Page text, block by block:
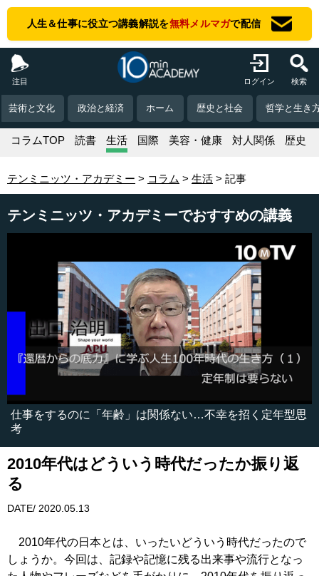
人生＆仕事に役立つ講義解説を無料メルマガで配信
注目 ログイン 検索
芸術と文化 政治と経済 ホーム 歴史と社会 哲学と生き
コラムTOP 読書 生活 国際 美容・健康 対人関係 歴史
テンミニッツ・アカデミー コラム 生活 記事
テンミニッツ・アカデミーでおすすめの講義
仕事をするのに「年齢」は関係ない…不幸を招く定年型思
考
2010年代はどういう時代だったか振り返
る
DATE/ 2020.05.13
2010年代の日本とは、いったいどういう時代だったので
しょうか。今回は、記録や記憶に残る出来事や流行となっ